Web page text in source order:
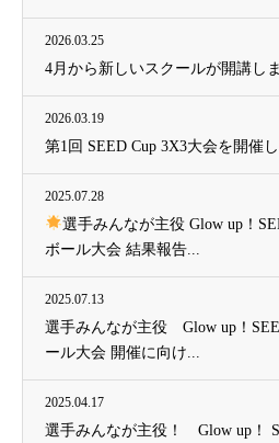
2026.03.25
4月から新しいスクールが開講し
2026.03.19
第1回 SEED Cup 3X3大会を開催
2025.07.28
選手みんなが主役 Glow up！
ボール大会 結果報告...
2025.07.13
選手みんなが主役 Glow up！
ール大会 開催に向け...
2025.04.17
選手みんなが主役！ Glow up！